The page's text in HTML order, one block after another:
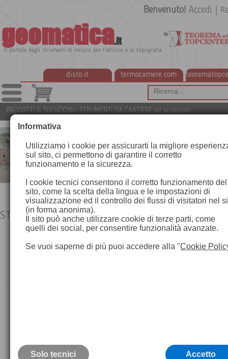
geomatica.it
Il portale degli strumenti di misura per l'edilizia e la topografia
disto.it termocamere.com
Benvenuto! Accedi
PRODOTTI & SOLUZIONI> STRUMENTI DA CANTIERE ed accessori
STRUMENTI DA CANTIERE ed accessori
Informativa
Utilizziamo i cookie per assicurarti la migliore
sul sito, ci permettono di garantire il corretto
funzionamento e la sicurezza.
I cookie tecnici consentono il corretto funzionamento del
sito, come la scelta della lingua e le impostazioni di
visualizzazione ed il controllo dei flussi di visitatori nel
(in forma anonima).
Il sito può anche utilizzare cookie di terze parti, come
quelli dei social, per consentire funzionalità avanzate.
Se vuoi saperne di più puoi accedere alla "Cookie
Solo tecnici Accetto